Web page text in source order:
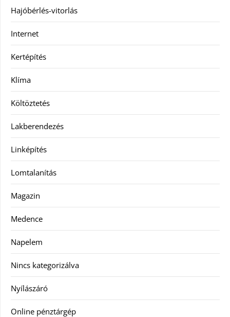
Hajóbérlés-vitorlás
Internet
Kertépítés
Klíma
Költöztetés
Lakberendezés
Linképítés
Lomtalanítás
Magazin
Medence
Napelem
Nincs kategorizálva
Nyílászáró
Online pénztárgép